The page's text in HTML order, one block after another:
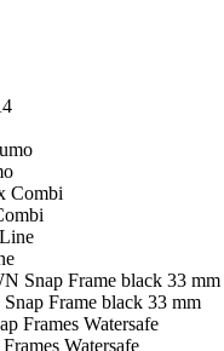
Frame black 33 mm
Watersafe